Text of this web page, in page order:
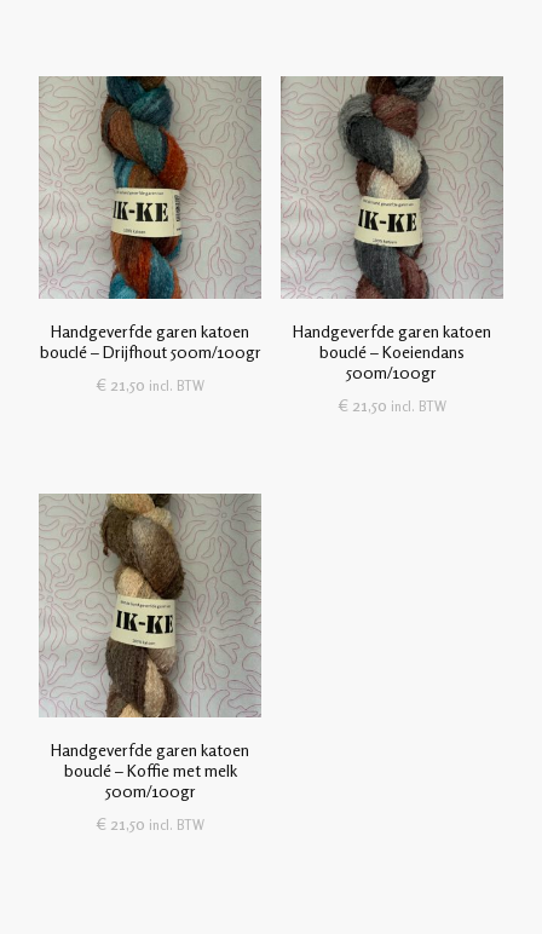
Handgeverfde garen katoen
bouclé – Drijfhout 500m/100gr
€ 21,50 incl. BTW
Handgeverfde garen katoen
bouclé – Koeiendans
500m/100gr
€ 21,50 incl. BTW
Handgeverfde garen katoen
bouclé – Koffie met melk
500m/100gr
€ 21,50 incl. BTW